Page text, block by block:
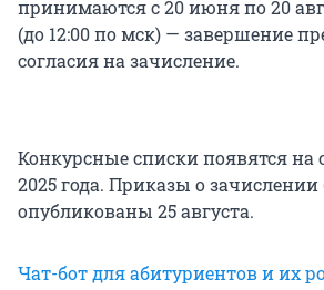
принимаются с 20 июня по 20
(до 12:00 по мск) — завершение
согласия на зачисление.
Конкурсные списки появятся на
2025 года. Приказы о зачислении
опубликованы 25 августа.
Чат-бот для абитуриентов и их